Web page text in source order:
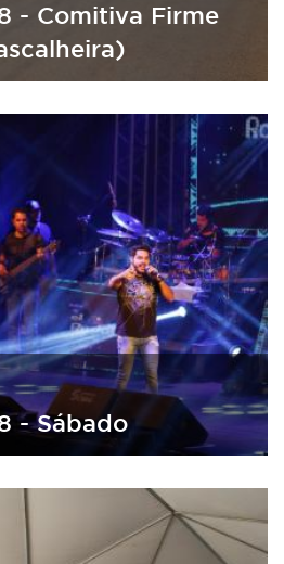
- Comitiva Firme
- Sábado